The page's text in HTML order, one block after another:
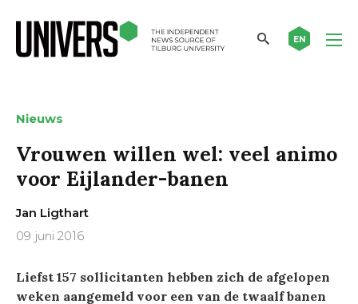
EN
Nieuws
Vrouwen willen wel: veel animo
voor Eijlander-banen
Jan Ligthart
09 juni 2016
Liefst 157 sollicitanten hebben zich de afgelopen
weken aangemeld voor een van de twaalf banen